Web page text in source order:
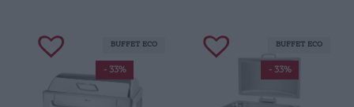
- 33%
BUFFET ECO
- 33%
BUFFET ECO